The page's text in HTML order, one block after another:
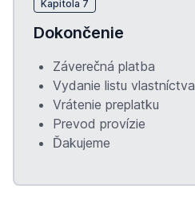
Kapitola 7
Dokončenie
Záverečná platba
Vydanie listu vlastníctva
Vrátenie preplatku
Prevod provízie
Ďakujeme